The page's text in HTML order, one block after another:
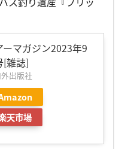
ーマガジン2023年9
[雑誌]
出版社
天市場